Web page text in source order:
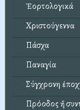
Ἑορτολογικά
Χριστούγεννα
Πάσχα
Παναγία
Σύγχρονη
Πρόοδος ἤ